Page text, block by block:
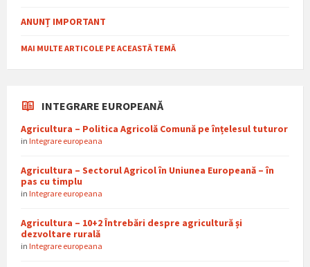
ANUNȚ IMPORTANT
MAI MULTE ARTICOLE PE ACEASTĂ TEMĂ
INTEGRARE EUROPEANĂ
Agricultura – Politica Agricolă Comună pe înțelesul tuturor
in Integrare europeana
Agricultura – Sectorul Agricol în Uniunea Europeană – în
pas cu timplu
in Integrare europeana
Agricultura – 10+2 Întrebări despre agricultură și
dezvoltare rurală
in Integrare europeana